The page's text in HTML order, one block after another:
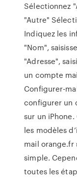
Sélectionnez
"Autre"
Indiquez les
"Nom",
"Adresse",
un compte
Configurer-
configurer un
sur un
les modèles
mail orange.fr
simple.
toutes les